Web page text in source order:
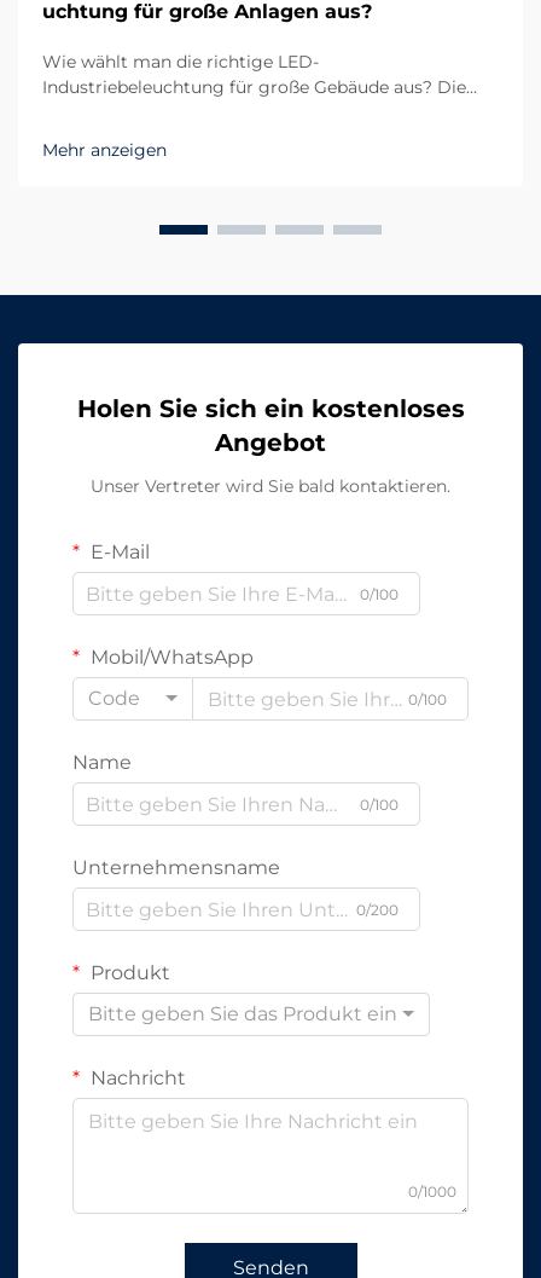
uchtung für große Anlagen aus?
Wie wählt man die richtige LED-
Industriebeleuchtung für große Gebäude aus? Die
Industriebeleuchtung in Großanlagen Beim
Management großer Gebäude wie Lagerhallen,
Mehr anzeigen
Holen Sie sich ein kostenloses
Angebot
Unser Vertreter wird Sie bald kontaktieren.
E-Mail
0/100
Mobil/WhatsApp
Code
0/100
Name
0/100
Unternehmensname
0/200
Produkt
Bitte geben Sie das Produkt ein
Nachricht
0/1000
Senden